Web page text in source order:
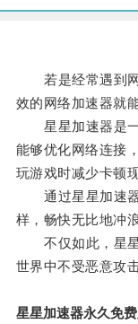
若是经常遇到网
效的网络加速器就
星星加速器是一
能够优化网络连接
玩游戏时减少卡顿现
通过星星加速器
样，畅快无比地冲
不仅如此，星星
世界中不受恶意攻击
星星加速器永久免